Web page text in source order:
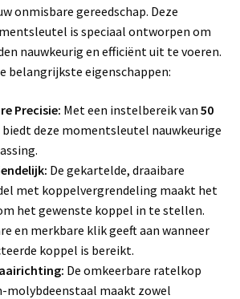
onmisbare gereedschap. Deze
is speciaal ontworpen om
nauwkeurig en efficiënt uit te voeren.
belangrijkste eigenschappen:
Precisie: Met een instelbereik van 50
biedt deze momentsleutel nauwkeurige
De gekartelde, draaibare
met koppelvergrendeling maakt het
het gewenste koppel in te stellen.
en merkbare klik geeft aan wanneer
koppel is bereikt.
De omkeerbare ratelkop
molybdeenstaal maakt zowel